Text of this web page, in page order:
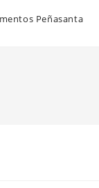
Peñasanta